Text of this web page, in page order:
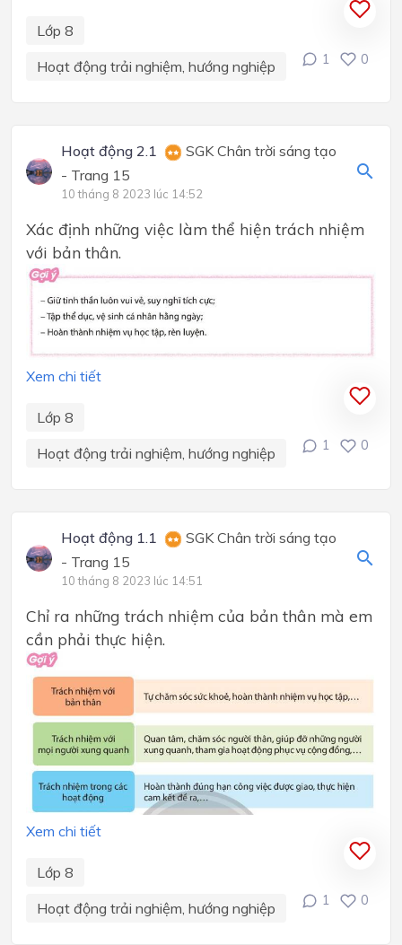
Lớp 8
Hoạt động trải nghiệm, hướng nghiệp
1 0
Hoạt động 2.1
SGK Chân trời sáng tạo
- Trang 15
10 tháng 8 2023 lúc 14:52
Xác định những việc làm thể hiện trách nhiệm
với bản thân.
Xem chi tiết
Lớp 8
Hoạt động trải nghiệm, hướng nghiệp
1 0
Hoạt động 1.1
SGK Chân trời sáng tạo
- Trang 15
10 tháng 8 2023 lúc 14:51
Chỉ ra những trách nhiệm của bản thân mà em
cần phải thực hiện.
Xem chi tiết
Lớp 8
Hoạt động trải nghiệm, hướng nghiệp
1 0